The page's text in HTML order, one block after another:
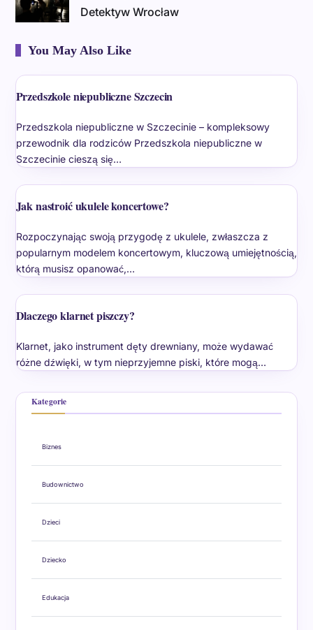
Detektyw Wrocław
You May Also Like
Przedszkole niepubliczne Szczecin
Przedszkola niepubliczne w Szczecinie – kompleksowy
przewodnik dla rodziców Przedszkola niepubliczne w
Szczecinie cieszą się…
Jak nastroić ukulele koncertowe?
Rozpoczynając swoją przygodę z ukulele, zwłaszcza z
popularnym modelem koncertowym, kluczową umiejętnością,
którą musisz opanować,…
Dlaczego klarnet piszczy?
Klarnet, jako instrument dęty drewniany, może wydawać
różne dźwięki, w tym nieprzyjemne piski, które mogą…
Kategorie
Biznes
Budownictwo
Dzieci
Dziecko
Edukacja